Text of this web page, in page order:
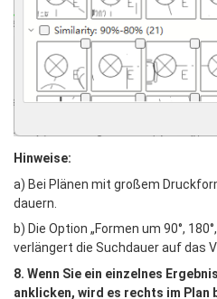
Hinweise:
a) Bei Plänen mit großem
dauern.
b) Die Option „Formen um 90°,
verlängert die Suchdauer auf das
8. Wenn Sie ein einzelnes
anklicken, wird es rechts im Plan